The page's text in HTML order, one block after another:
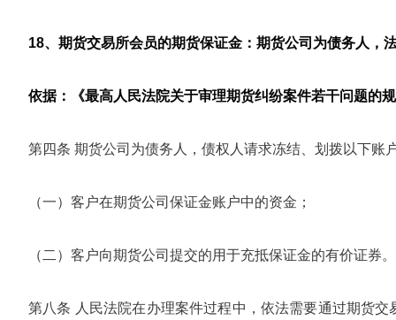
18、期货交易所会员的期货保证金：期货公司为债务人，
依据：《最高人民法院关于审理期货纠纷案件若干问题的
第四条 期货公司为债务人，债权人请求冻结、划拨以下账
（一）客户在期货公司保证金账户中的资金；
（二）客户向期货公司提交的用于充抵保证金的有价证券。
第八条 人民法院在办理案件过程中，依法需要通过期货